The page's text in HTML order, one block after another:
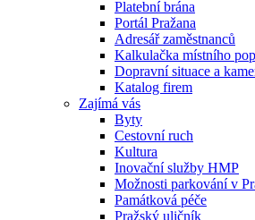
Platební brána
Portál Pražana
Adresář zaměstnanců
Kalkulačka místního
Dopravní situace a
Katalog firem
Zajímá vás
Byty
Cestovní ruch
Kultura
Inovační služby HMP
Možnosti parkování v
Památková péče
Pražský uličník